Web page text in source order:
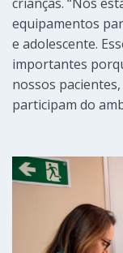
equipamentos
e adolescente.
importantes
nossos
participam do